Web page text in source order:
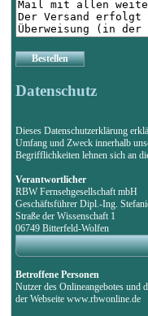
Bestellen
Datenschutz
Dieses Datenschutzerklärung
Umfang und Zweck innerhalb
Begrifflichkeiten lehnen sich an
Verantwortlicher
RBW Fernsehgesellschaft mbH
Geschäftsführer Dipl.-Ing.
Straße der Wissenschaft 1
06749 Bitterfeld-Wolfen
Betroffene Personen
Nutzer des Onlineangebotes und
der Webseite www.rbwonline.de